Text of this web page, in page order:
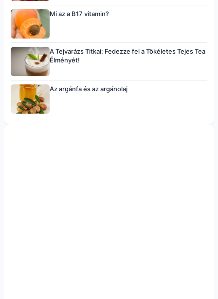
Mi az a B17 vitamin?
A Tejvarázs Titkai: Fedezze fel a Tökéletes Tejes Tea
Élményét!
Az argánfa és az argánolaj